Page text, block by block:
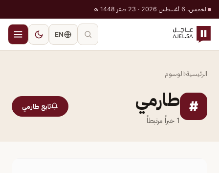
الخميس، 6 أغسطس 2026 · 23 صفر 1448 هـ
EN
الرئيسية‹الوسوم
# طارمي
1 خبراً مرتبطاً
تابع طارمي